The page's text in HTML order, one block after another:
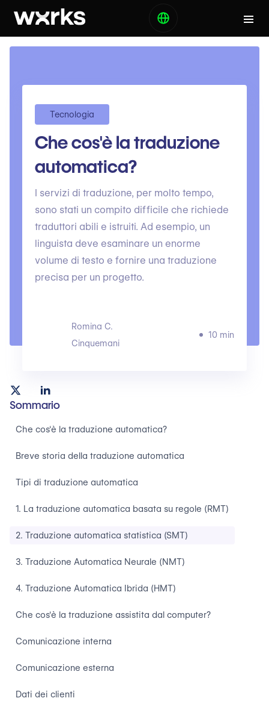
Tecnologia
Che cos'è la traduzione
automatica?
I servizi di traduzione, per molto tempo,
sono stati un compito difficile che richiede
traduttori abili e istruiti. Ad esempio, un
linguista deve esaminare un enorme
volume di testo e fornire una traduzione
precisa per un progetto.
Romina C.
Cinquemani
10 min
Sommario
Che cos'è la traduzione automatica?
Breve storia della traduzione automatica
Tipi di traduzione automatica
1. La traduzione automatica basata su regole (RMT)
2. Traduzione automatica statistica (SMT)
3. Traduzione Automatica Neurale (NMT)
4. Traduzione Automatica Ibrida (HMT)
Che cos'è la traduzione assistita dal computer?
Comunicazione interna
Comunicazione esterna
Dati dei clienti